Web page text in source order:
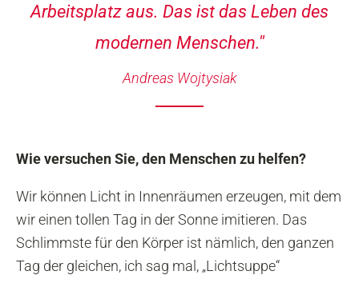
Arbeitsplatz aus. Das ist das Leben des
modernen Menschen.''
Andreas Wojtysiak
Wie versuchen Sie, den Menschen zu helfen?
Wir können Licht in Innenräumen erzeugen, mit dem
wir einen tollen Tag in der Sonne imitieren. Das
Schlimmste für den Körper ist nämlich, den ganzen
Tag der gleichen, ich sag mal, „Lichtsuppe“